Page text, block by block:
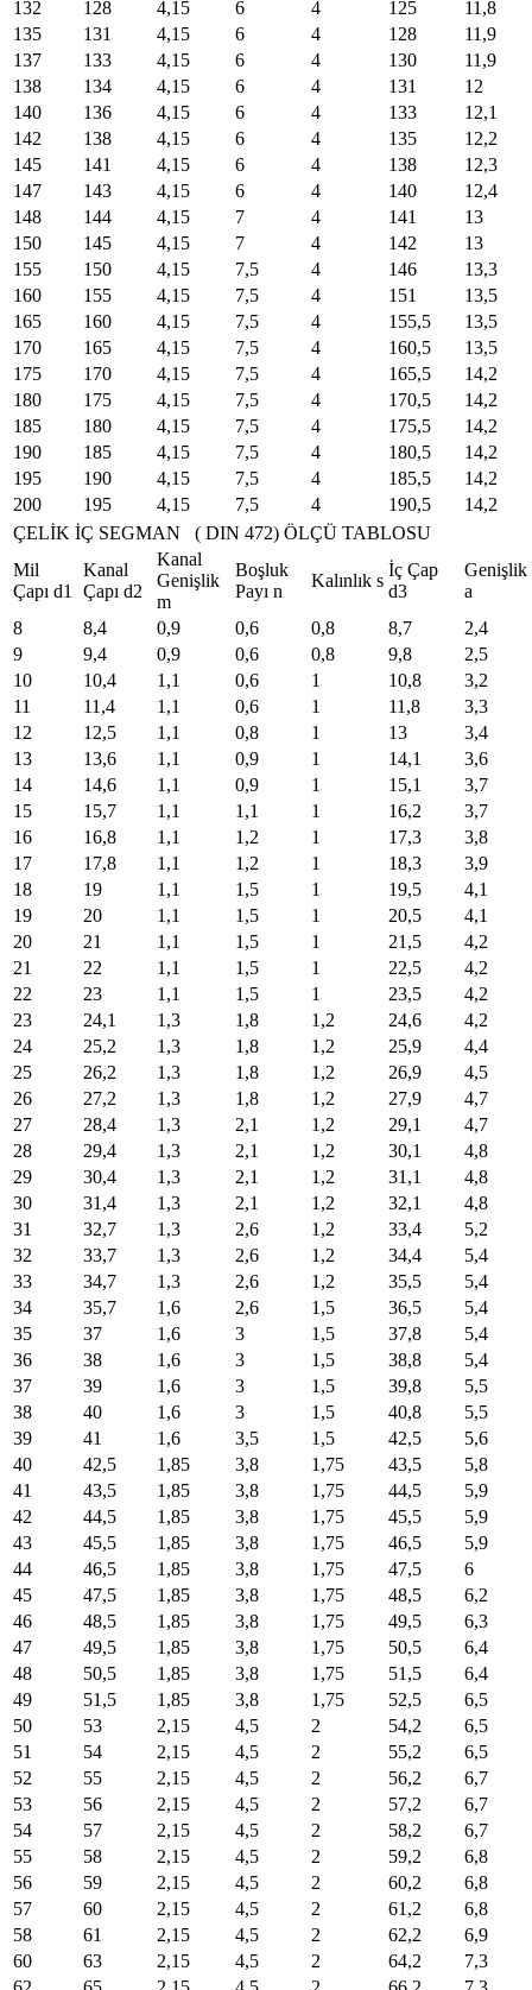
132 128 4,15 6 4 125
11,8
135
131 4,15 6 4 128
11,9
137
133 4,15 6 4 130
11,9
138
134 4,15 6 4 131
12
140
136 4,15 6 4 133
12,1
142
138 4,15 6 4 135
12,2
145
141 4,15 6 4 138
12,3
147
143 4,15 6 4 140
12,4
148
144 4,15 7 4 141
13
150
145 4,15 7 4 142
13
155
150 4,15 7,5 4 146
13,3
160
155 4,15 7,5 4 151
13,5
165
160 4,15 7,5 4 155,5
13,5
170
165 4,15 7,5 4 160,5
13,5
175
170 4,15 7,5 4 165,5
14,2
180
175 4,15 7,5 4 170,5
14,2
185
180 4,15 7,5 4 175,5
14,2
190
185 4,15 7,5 4 180,5
14,2
195
190 4,15 7,5 4 185,5
14,2
200
195 4,15 7,5 4 190,5
14,2
ÇELİK İÇ SEGMAN ( DIN 472) ÖLÇÜ TABLOSU
Mil
Çapı d1
Kanal
Çapı d2
Kanal
Genişlik
m
Boşluk
Payı n
Kalınlık s
İç Çap
d3
Genişlik
a
8
8,4 0,9 0,6 0,8 8,7
2,4
9
9,4 0,9 0,6 0,8 9,8
2,5
10
10,4 1,1 0,6 1 10,8
3,2
11
11,4 1,1 0,6 1 11,8
3,3
12
12,5 1,1 0,8 1 13
3,4
13
13,6 1,1 0,9 1 14,1
3,6
14
14,6 1,1 0,9 1 15,1
3,7
15
15,7 1,1 1,1 1 16,2
3,7
16
16,8 1,1 1,2 1 17,3
3,8
17
17,8 1,1 1,2 1 18,3
3,9
18
19 1,1 1,5 1 19,5
4,1
19
20 1,1 1,5 1 20,5
4,1
20
21 1,1 1,5 1 21,5
4,2
21
22 1,1 1,5 1 22,5
4,2
22
23 1,1 1,5 1 23,5
4,2
23
24,1 1,3 1,8 1,2 24,6
4,2
24
25,2 1,3 1,8 1,2 25,9
4,4
25
26,2 1,3 1,8 1,2 26,9
4,5
26
27,2 1,3 1,8 1,2 27,9
4,7
27
28,4 1,3 2,1 1,2 29,1
4,7
28
29,4 1,3 2,1 1,2 30,1
4,8
29
30,4 1,3 2,1 1,2 31,1
4,8
30
31,4 1,3 2,1 1,2 32,1
4,8
31
32,7 1,3 2,6 1,2 33,4
5,2
32
33,7 1,3 2,6 1,2 34,4
5,4
33
34,7 1,3 2,6 1,2 35,5
5,4
34
35,7 1,6 2,6 1,5 36,5
5,4
35
37 1,6 3 1,5 37,8
5,4
36
38 1,6 3 1,5 38,8
5,4
37
39 1,6 3 1,5 39,8
5,5
38
40 1,6 3 1,5 40,8
5,5
39
41 1,6 3,5 1,5 42,5
5,6
40
42,5 1,85 3,8 1,75 43,5
5,8
41
43,5 1,85 3,8 1,75 44,5
5,9
42
44,5 1,85 3,8 1,75 45,5
5,9
43
45,5 1,85 3,8 1,75 46,5
5,9
44
46,5 1,85 3,8 1,75 47,5
6
45
47,5 1,85 3,8 1,75 48,5
6,2
46
48,5 1,85 3,8 1,75 49,5
6,3
47
49,5 1,85 3,8 1,75 50,5
6,4
48
50,5 1,85 3,8 1,75 51,5
6,4
49
51,5 1,85 3,8 1,75 52,5
6,5
50
53 2,15 4,5 2 54,2
6,5
51
54 2,15 4,5 2 55,2
6,5
52
55 2,15 4,5 2 56,2
6,7
53
56 2,15 4,5 2 57,2
6,7
54
57 2,15 4,5 2 58,2
6,7
55
58 2,15 4,5 2 59,2
6,8
56
59 2,15 4,5 2 60,2
6,8
57
60 2,15 4,5 2 61,2
6,8
58
61 2,15 4,5 2 62,2
6,9
60
63 2,15 4,5 2 64,2
7,3